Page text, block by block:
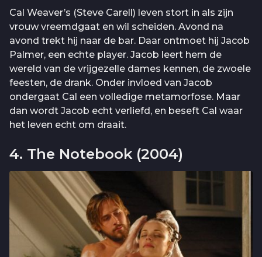
Cal Weaver’s (Steve Carell) leven stort in als zijn
vrouw vreemdgaat en wil scheiden. Avond na
avond trekt hij naar de bar. Daar ontmoet hij Jacob
Palmer, een echte player. Jacob leert hem de
wereld van de vrijgezelle dames kennen, de zwoele
feesten, de drank. Onder invloed van Jacob
ondergaat Cal een volledige metamorfose. Maar
dan wordt Jacob echt verliefd, en beseft Cal waar
het leven echt om draait.
4. The Notebook (2004)